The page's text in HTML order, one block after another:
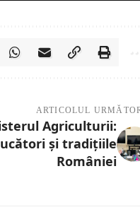
ARTICOLUL
Agriculturii:
și tradițiile
României